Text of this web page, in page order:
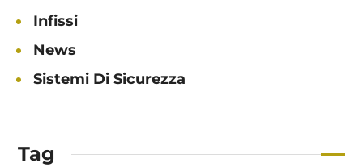
Infissi
News
Sistemi Di Sicurezza
Tag